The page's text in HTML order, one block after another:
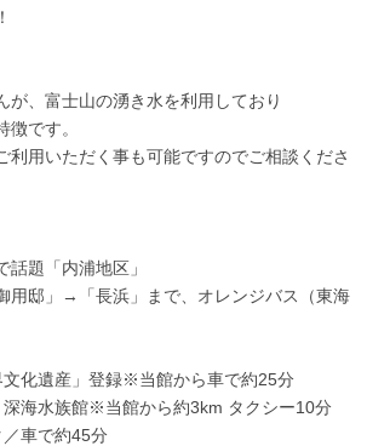
が、富士山の湧き水を利用しており
徴です。
利用いただく事も可能ですのでご相談くださ
話題「内浦地区」
用邸」→「長浜」まで、オレンジバス（東海
化遺産」登録※当館から車で約25分
海水族館※当館から約3km タクシー10分
車で約45分